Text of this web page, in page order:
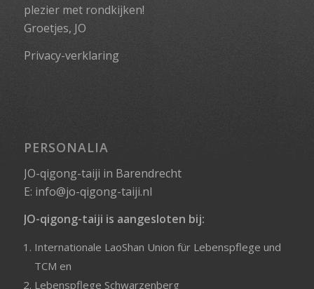
plezier met rondkijken!
Groetjes, JO
Privacy-verklaring
PERSONALIA
JO-qigong-taiji in Barendrecht
E: info@jo-qigong-taiji.nl
JO-qigong-taiji is aangesloten bij:
Internationale LaoShan Union für Lebenspflege und
TCM en
Lebenspflege Schwarzenberg